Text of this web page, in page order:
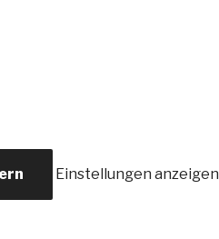
Einstellungen anzeigen